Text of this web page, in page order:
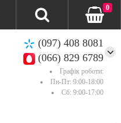
(097) 408 8081
(066) 829 6789
Графік роботи:
Пн-Пт: 9:00-18:00
Сб: 9:00-17:00
0